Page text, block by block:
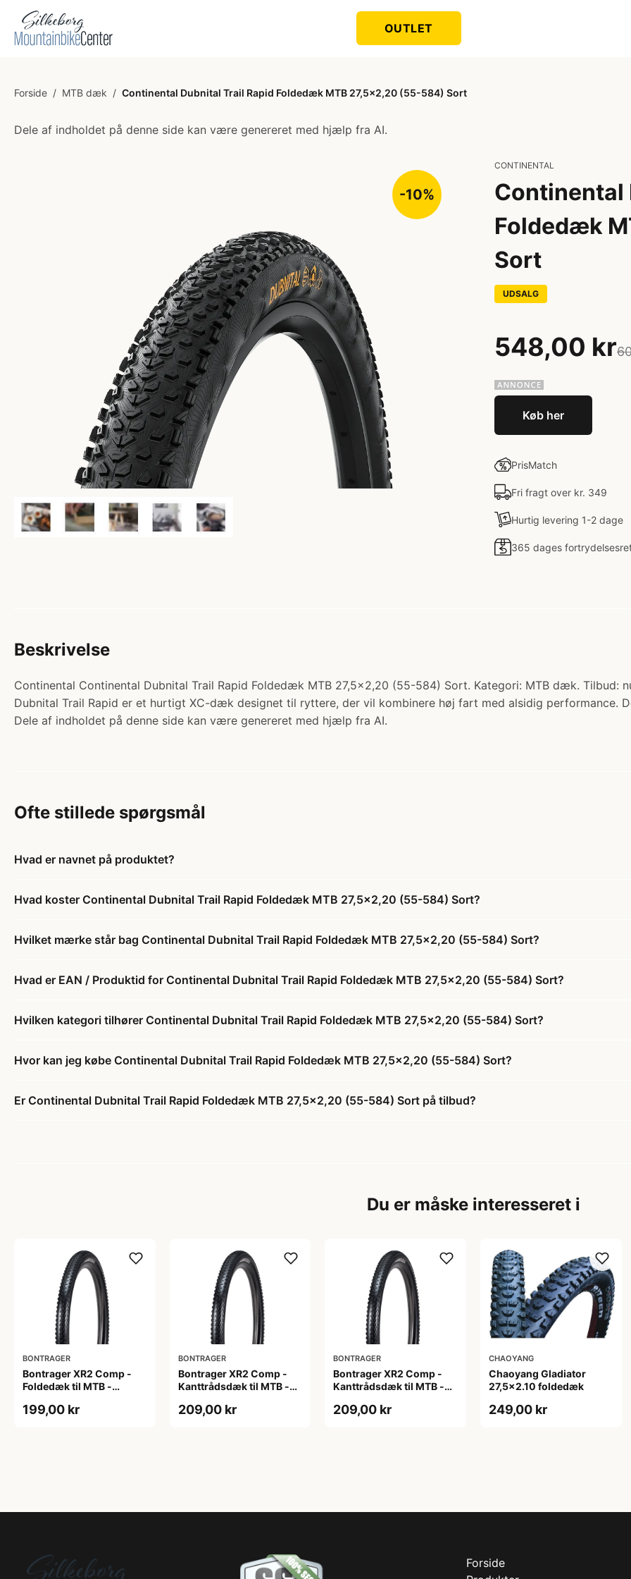
OUTLET
Forside / MTB dæk / Continental Dubnital Trail Rapid Foldedæk MTB 27,5x2,20 (55-584) Sort
Dele af indholdet på denne side kan være genereret med hjælp fra AI.
-10%
CONTINENTAL
Continental
Foldedæk
Sort
UDSALG
548,00 kr
Køb her
PrisMatch
Fri fragt over kr. 349
Hurtig levering 1-2 dage
365 dages
Beskrivelse
Continental Continental Dubnital Trail Rapid Foldedæk MTB 27,5x2,20 (55-584) Sort. Kategori: MTB dæk. Tilbud:
Dubnital Trail Rapid er et hurtigt XC-dæk designet til ryttere, der vil kombinere høj fart med alsidig performance.
Dele af indholdet på denne side kan være genereret med hjælp fra AI.
Ofte stillede spørgsmål
Hvad er navnet på produktet?
Hvad koster Continental Dubnital Trail Rapid Foldedæk MTB 27,5x2,20 (55-584) Sort?
Hvilket mærke står bag Continental Dubnital Trail Rapid Foldedæk MTB 27,5x2,20 (55-584) Sort?
Hvad er EAN / Produktid for Continental Dubnital Trail Rapid Foldedæk MTB 27,5x2,20 (55-584) Sort?
Hvilken kategori tilhører Continental Dubnital Trail Rapid Foldedæk MTB 27,5x2,20 (55-584) Sort?
Hvor kan jeg købe Continental Dubnital Trail Rapid Foldedæk MTB 27,5x2,20 (55-584) Sort?
Er Continental Dubnital Trail Rapid Foldedæk MTB 27,5x2,20 (55-584) Sort på tilbud?
Du er måske interesseret i
BONTRAGER
Bontrager XR2 Comp -
Foldedæk til MTB -
199,00 kr
BONTRAGER
Bontrager XR2 Comp -
Kanttrådsdæk til MTB -
209,00 kr
BONTRAGER
Bontrager XR2 Comp -
Kanttrådsdæk til MTB -
209,00 kr
CHAOYANG
Chaoyang Gladiator
27,5x2.10 foldedæk
249,00 kr
Forside